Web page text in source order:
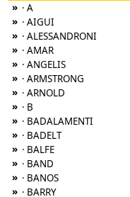
» · A
» · AIGUI
» · ALESSANDRONI
» · AMAR
» · ANGELIS
» · ARMSTRONG
» · ARNOLD
» · B
» · BADALAMENTI
» · BADELT
» · BALFE
» · BAND
» · BANOS
» · BARRY